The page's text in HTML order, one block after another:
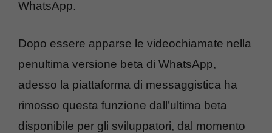
WhatsApp.
Dopo essere apparse le videochiamate nella
penultima versione beta di WhatsApp,
adesso la piattaforma di messaggistica ha
rimosso questa funzione dall’ultima beta
disponibile per gli sviluppatori, dal momento